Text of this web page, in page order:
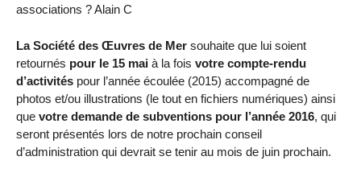
associations ? Alain C
La Société des Œuvres de Mer souhaite que lui soient
retournés pour le 15 mai à la fois votre compte-rendu
d’activités pour l’année écoulée (2015) accompagné de
photos et/ou illustrations (le tout en fichiers numériques) ainsi
que votre demande de subventions pour l’année 2016, qui
seront présentés lors de notre prochain conseil
d’administration qui devrait se tenir au mois de juin prochain.